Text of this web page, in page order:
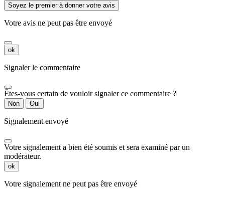
Soyez le premier à donner votre avis
Votre avis ne peut pas être envoyé
ok
Signaler le commentaire
Êtes-vous certain de vouloir signaler ce commentaire ?
Non Oui
Signalement envoyé
Votre signalement a bien été soumis et sera examiné par un
modérateur.
ok
Votre signalement ne peut pas être envoyé